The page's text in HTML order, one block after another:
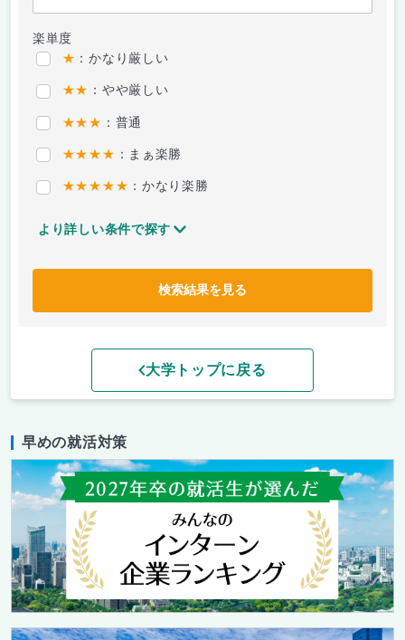
楽単度
★ ：かなり厳しい
★★ ：やや厳しい
★★★ ：普通
★★★★ ：まぁ楽勝
★★★★★ ：かなり楽勝
より詳しい条件で探す
検索結果を見る
大学トップに戻る
早めの就活対策